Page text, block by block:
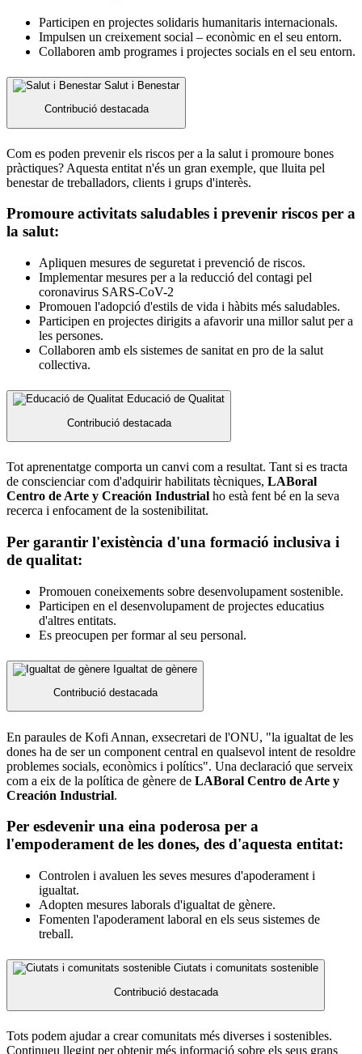
Participen en projectes solidaris humanitaris internacionals.
Impulsen un creixement social – econòmic en el seu entorn.
Collaboren amb programes i projectes socials en el seu entorn.
Salut i Benestar
Contribució destacada
Com es poden prevenir els riscos per a la salut i promoure bones
pràctiques? Aquesta entitat n'és un gran exemple, que lluita pel
benestar de treballadors, clients i grups d'interès.
Promoure activitats saludables i prevenir riscos per a
la salut:
Apliquen mesures de seguretat i prevenció de riscos.
Implementar mesures per a la reducció del contagi pel
coronavirus SARS-CoV-2
Promouen l'adopció d'estils de vida i hàbits més saludables.
Participen en projectes dirigits a afavorir una millor salut per a
les persones.
Collaboren amb els sistemes de sanitat en pro de la salut
collectiva.
Educació de Qualitat
Contribució destacada
Tot aprenentatge comporta un canvi com a resultat. Tant si es tracta
de conscienciar com d'adquirir habilitats tècniques, LABoral
Centro de Arte y Creación Industrial ho està fent bé en la seva
recerca i enfocament de la sostenibilitat.
Per garantir l'existència d'una formació inclusiva i
de qualitat:
Promouen coneixements sobre desenvolupament sostenible.
Participen en el desenvolupament de projectes educatius
d'altres entitats.
Es preocupen per formar al seu personal.
Igualtat de gènere
Contribució destacada
En paraules de Kofi Annan, exsecretari de l'ONU, "la igualtat de les
dones ha de ser un component central en qualsevol intent de resoldre
problemes socials, econòmics i polítics". Una declaració que serveix
com a eix de la política de gènere de LABoral Centro de Arte y
Creación Industrial.
Per esdevenir una eina poderosa per a
l'empoderament de les dones, des d'aquesta entitat:
Controlen i avaluen les seves mesures d'apoderament i
igualtat.
Adopten mesures laborals d'igualtat de gènere.
Fomenten l'apoderament laboral en els seus sistemes de
treball.
Ciutats i comunitats sostenible
Contribució destacada
Tots podem ajudar a crear comunitats més diverses i sostenibles.
Continueu llegint per obtenir més informació sobre els seus grans